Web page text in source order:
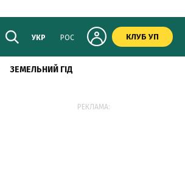
УКР РОС КЛУБ УП
ЗЕМЕЛЬНИЙ ГІД
РЕКЛАМА: